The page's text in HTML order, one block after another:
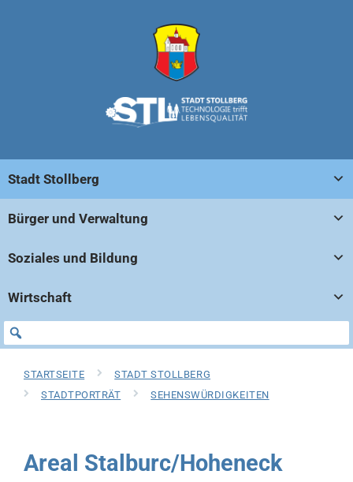
Stadt Stollberg
Bürger und Verwaltung
Soziales und Bildung
Wirtschaft
STARTSEITE
STADT STOLLBERG
STADTPORTRÄT
SEHENSWÜRDIGKEITEN
Areal Stalburc/Hoheneck